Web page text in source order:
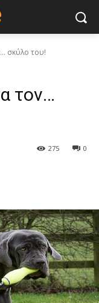
σκύλο του!
τον…
0
275